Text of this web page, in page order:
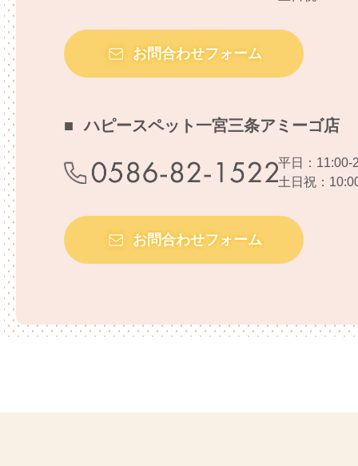
弊社では、Googleによるアクセス解
フィックデータの収集のためにクッ
ご本人からの求めに応じ本人確認がで
ご本人からの請求であることを確認す
代表者：近藤 幸也
住所：〒468-0069 愛知県名古屋市天白
お問合わせフォーム
ハピースペット一宮三条アミーゴ店
平日：11:00-
土日祝：
お問合わせフォーム